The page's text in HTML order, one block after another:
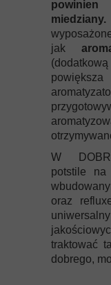
miedziany.
jak
W
potstile
oraz
traktować
dobrego,